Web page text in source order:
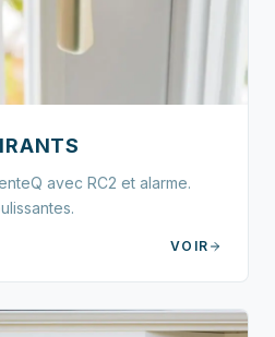
avec RC2 et alarme.
VOIR